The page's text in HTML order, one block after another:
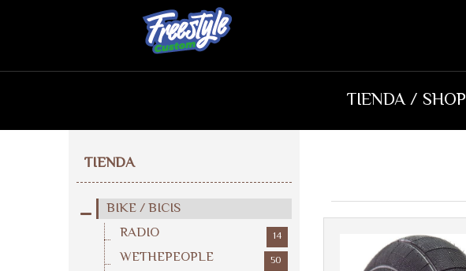
TIENDA / SHOP
TIENDA
BIKE / BICIS
RADIO
14
WETHEPEOPLE 50